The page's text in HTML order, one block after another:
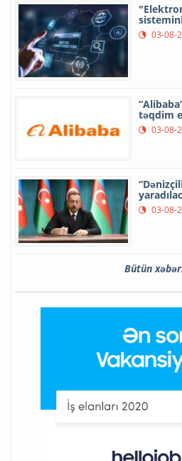
03-08-
təqdim
03-08-
03-08-
Bütün